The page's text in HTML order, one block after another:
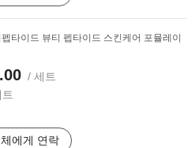
타이드 뷰티 펩타이드 스킨케어 포뮬레이
/ 세트
에게 연락